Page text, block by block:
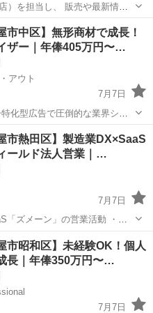
）を担当し、 販売や最新情報
所内にて入荷・出荷・電話対
車あり（AT限定可） ※社用携
市中区】無形商材で成長！
ザー｜年俸405万円〜…
アウト
7月7日
化型広告で圧倒的な業界シェ
インサイド・アウトグルー
人・リピート率95％以上と驚
市熱田区】製造業DX×SaaS
ールド法人営業｜…
7月7日
スまで一気通貫で担うSaaS営
北エリアを中心）を伴う営業活
市昭和区】未経験OK！個人
長｜年俸350万円〜…
7月7日